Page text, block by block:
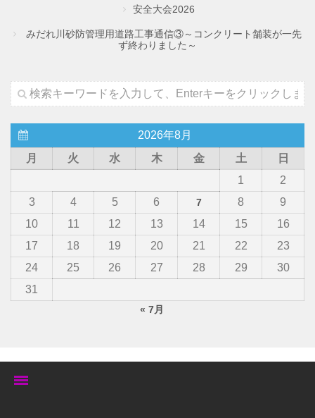
安全大会2026
みだれ川砂防管理用道路工事通信③～コンクリート舗装が一先
ず終わりました～
2026年8月
月
火 水 木 金 土
日
1
2
3
4 5 6 7 8
9
10
11 12 13 14 15
16
17
18 19 20 21 22
23
24
25 26 27 28 29
30
31
« 7月